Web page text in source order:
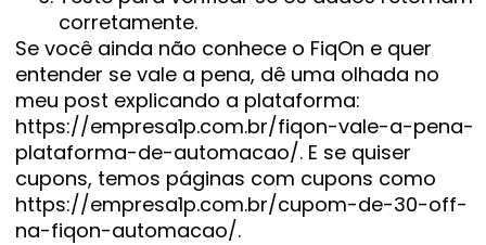
corretamente.
Se você ainda não conhece o FiqOn e quer
entender se vale a pena, dê uma olhada no
meu post explicando a plataforma:
https://empresa1p.com.br/fiqon-vale-a-pena-
plataforma-de-automacao/. E se quiser
cupons, temos páginas com cupons como
https://empresa1p.com.br/cupom-de-30-off-
na-fiqon-automacao/.